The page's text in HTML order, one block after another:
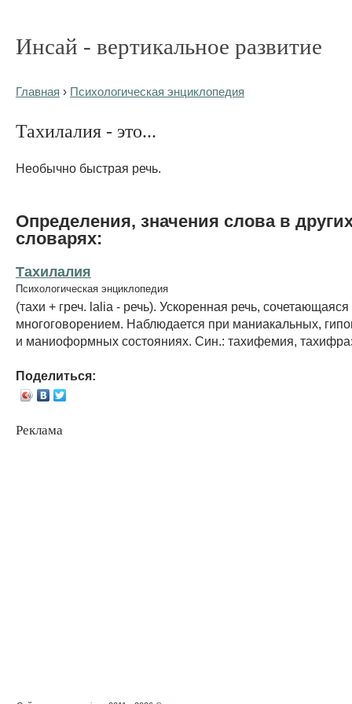
Инсай - вертикальное развитие
Главная › Психологическая энциклопедия
Тахилалия - это...
Необычно быстрая речь.
Определения, значения слова в
словарях:
Тахилалия
Психологическая энциклопедия
(тахи + греч. lalia - речь). Ускоренная речь, сочетающаяся
многоговорением. Наблюдается при маниакальных,
и маниоформных состояниях. Син.: тахифемия,
Поделиться:
Реклама